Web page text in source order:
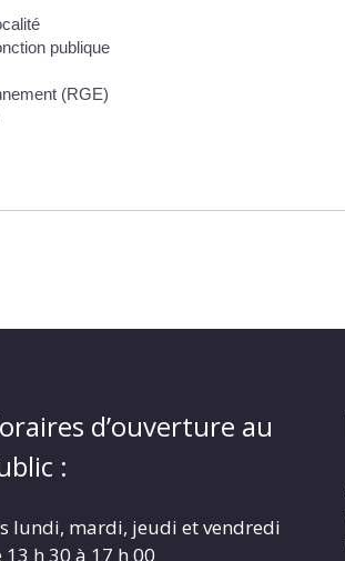
publique
(RGE)
d’ouverture au
:
lundi, mardi, jeudi et vendredi
13 h 30 à 17 h 00